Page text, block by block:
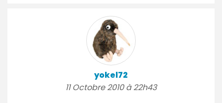
yokel72
11 Octobre 2010 à 22h43